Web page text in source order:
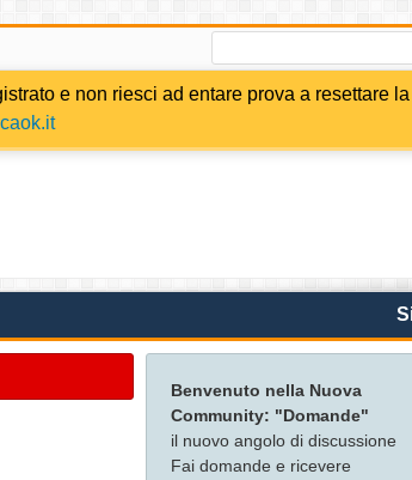
e non riesci ad entare prova a resettare
Benvenuto nella Nuova
Community: "Domande"
il nuovo angolo di discussione
Fai domande e ricevere